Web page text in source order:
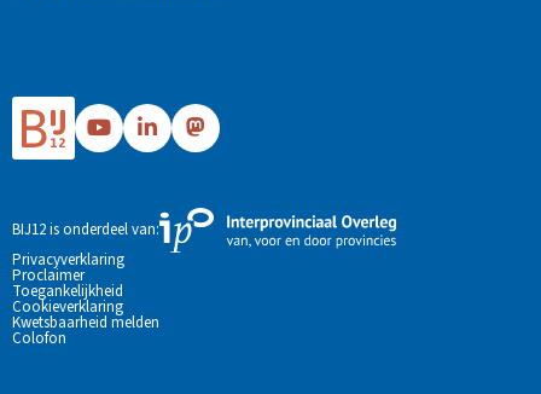
Ga
naar
pagina
Ga
naar
LinkedIn
pagina
Ga
naar
Mastodon
pagina
BIJ12 is onderdeel van:
Externe
link
Privacyverklaring
Proclaimer
Toegankelijkheid
Cookieverklaring
Kwetsbaarheid melden
Colofon